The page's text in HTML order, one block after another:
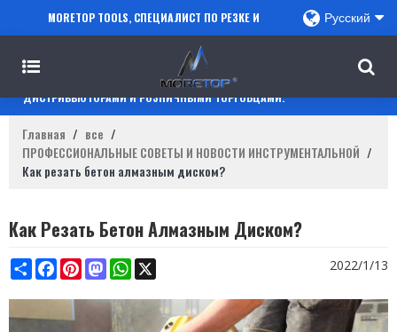
MORETOP TOOLS, СПЕЦИАЛИСТ ПО РЕЗКЕ И
СВЕРЛЕНИЮ, СОТРУДНИЧАЕТ С ПРОДАВЦАМИ
AMAZON, РЕГИОНАЛЬНЫМИ ОПТОВИКАМИ,
ДИСТРИБЬЮТОРАМИ И РОЗНИЧНЫМИ ТОРГОВЦАМИ.
Русский
Главная / все /
ПРОФЕССИОНАЛЬНЫЕ СОВЕТЫ И НОВОСТИ ИНСТРУМЕНТАЛЬНОЙ /
Как резать бетон алмазным диском?
Как Резать Бетон Алмазным Диском?
ShareFacebook
PinterestMastodonWhatsApp 2022/1/13